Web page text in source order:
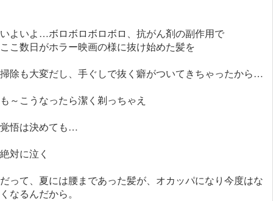
いよいよ…ボロボロボロボロ、抗がん剤の副作用で
ここ数日がホラー映画の様に抜け始めた髪を
掃除も大変だし、手ぐしで抜く癖がついてきちゃったから…
も～こうなったら潔く剃っちゃえ
覚悟は決めても…
絶対に泣く
だって、夏には腰まであった髪が、オカッパになり今度はな
くなるんだから。